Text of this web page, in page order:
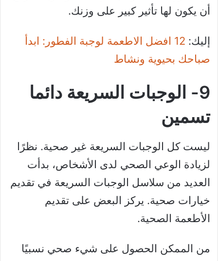
أن يكون لها تأثير كبير على وزنك.
إليك:
12 افضل الاطعمة لوجبة الفطور: ابدأ
صباحك بحيوية ونشاط
9- الوجبات السريعة دائما
تسمين
ليست كل الوجبات السريعة غير صحية. نظرًا
لزيادة الوعي الصحي لدى الأشخاص، بدأت
العديد من سلاسل الوجبات السريعة في تقديم
خيارات صحية. يركز البعض على تقديم
الأطعمة الصحية.
من الممكن الحصول على شيء صحي نسبيًا